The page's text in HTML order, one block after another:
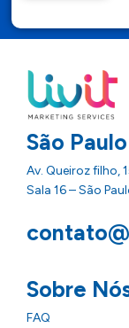
São Paulo
Av. Queiroz filho,
Sala 16 – São
Sobre
FAQ